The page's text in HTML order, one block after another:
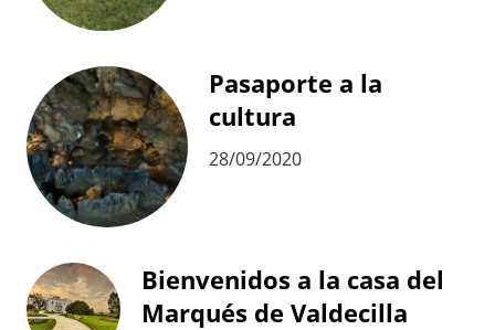
Pasaporte a la
cultura
28/09/2020
Bienvenidos a la casa del
Marqués de Valdecilla